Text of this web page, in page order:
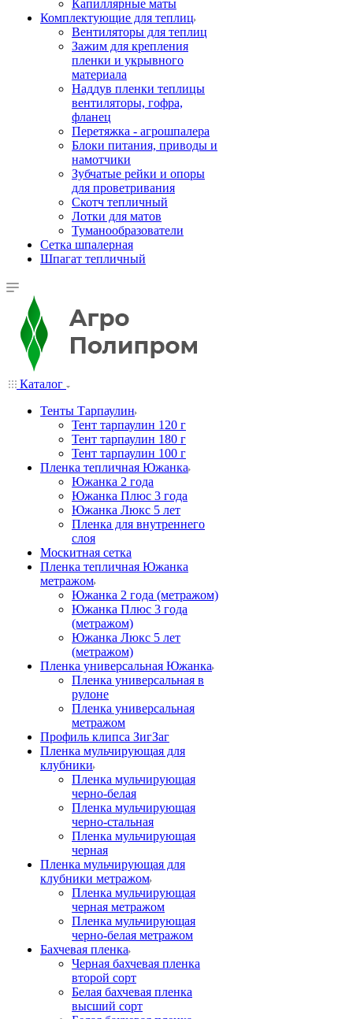
Капиллярные маты
Комплектующие для теплиц
Вентиляторы для теплиц
Зажим для крепления
пленки и укрывного
материала
Наддув пленки теплицы
вентиляторы, гофра,
фланец
Перетяжка - агрошпалера
Блоки питания, приводы и
намотчики
Зубчатые рейки и опоры
для проветривания
Скотч тепличный
Лотки для матов
Туманообразователи
Сетка шпалерная
Шпагат тепличный
Каталог
Тенты Тарпаулин
Тент тарпаулин 120 г
Тент тарпаулин 180 г
Тент тарпаулин 100 г
Пленка тепличная Южанка
Южанка 2 года
Южанка Плюс 3 года
Южанка Люкс 5 лет
Пленка для внутреннего
слоя
Москитная сетка
Пленка тепличная Южанка
метражом
Южанка 2 года (метражом)
Южанка Плюс 3 года
(метражом)
Южанка Люкс 5 лет
(метражом)
Пленка универсальная Южанка
Пленка универсальная в
рулоне
Пленка универсальная
метражом
Профиль клипса ЗигЗаг
Пленка мульчирующая для
клубники
Пленка мульчирующая
черно-белая
Пленка мульчирующая
черно-стальная
Пленка мульчирующая
черная
Пленка мульчирующая для
клубники метражом
Пленка мульчирующая
черная метражом
Пленка мульчирующая
черно-белая метражом
Бахчевая пленка
Черная бахчевая пленка
второй сорт
Белая бахчевая пленка
высший сорт